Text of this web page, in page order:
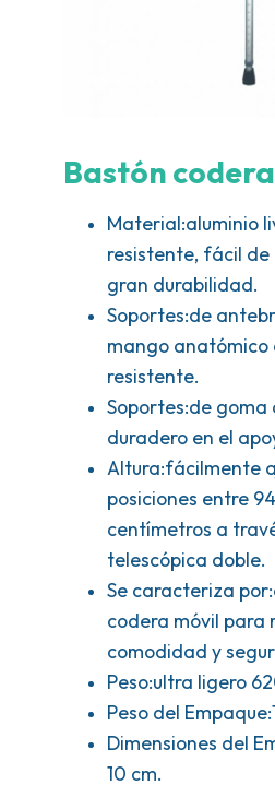
Bastón
Material:aluminio
resistente, fácil
gran durabilidad.
Soportes:de
mango anatómico
resistente.
Soportes:de
duradero en el
Altura:fácilmente
posiciones entre
centímetros a
telescópica doble.
Se caracteriza
codera móvil para
comodidad y
Peso:ultra ligero
Peso del
Dimensiones del
10 cm.